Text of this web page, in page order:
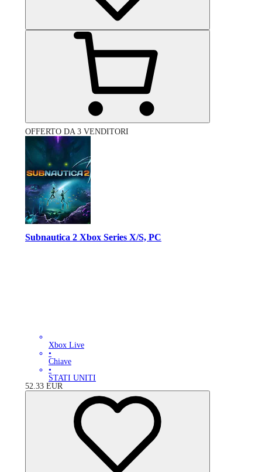
OFFERTO DA 3 VENDITORI
Subnautica 2 Xbox Series X/S, PC
Xbox Live
•
Chiave
•
STATI UNITI
52.33 EUR